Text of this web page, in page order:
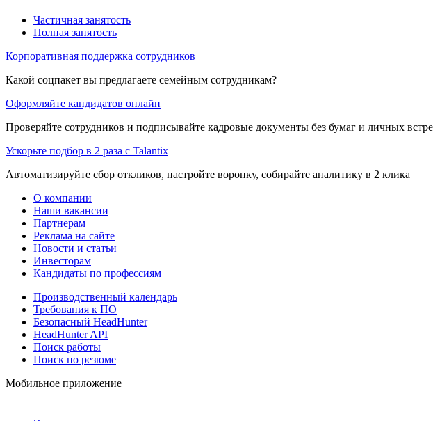
Частичная занятость
Полная занятость
Корпоративная поддержка сотрудников
Какой соцпакет вы предлагаете семейным сотрудникам?
Оформляйте кандидатов онлайн
Проверяйте сотрудников и подписывайте кадровые документы без бумаг и личных
Ускорьте подбор в 2 раза с Talantix
Автоматизируйте сбор откликов, настройте воронку, собирайте аналитику в 2 клика
О компании
Наши вакансии
Партнерам
Реклама на сайте
Новости и статьи
Инвесторам
Кандидаты по профессиям
Производственный календарь
Требования к ПО
Безопасный HeadHunter
HeadHunter API
Поиск работы
Поиск по резюме
Мобильное приложение